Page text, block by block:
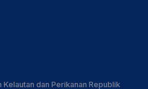
dan Perikanan Republik